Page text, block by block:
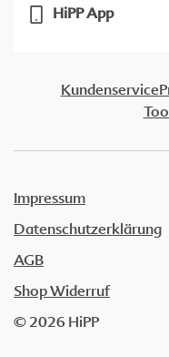
HiPP App
Kundenservice
Impressum
Datenschutzerklärung
AGB
Shop Widerruf
© 2026 HiPP